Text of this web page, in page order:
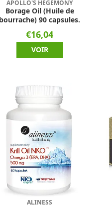
APOLLO'S HEGEMONY
Borage Oil (Huile de
bourrache) 90 capsules.
€16,04
VOIR
ALINESS